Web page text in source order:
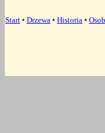
Start • Drzewa • Historia •